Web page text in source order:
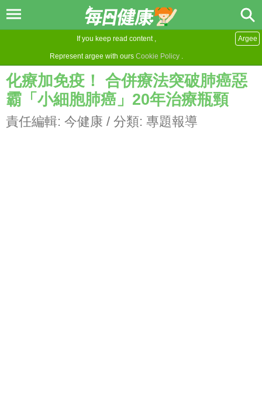
If you keep read content ,
Represent argee with ours Cookie Policy .
Argee
化療加免疫！ 合併療法突破肺癌惡
霸「小細胞肺癌」20年治療瓶頸
責任編輯: 今健康 / 分類: 專題報導